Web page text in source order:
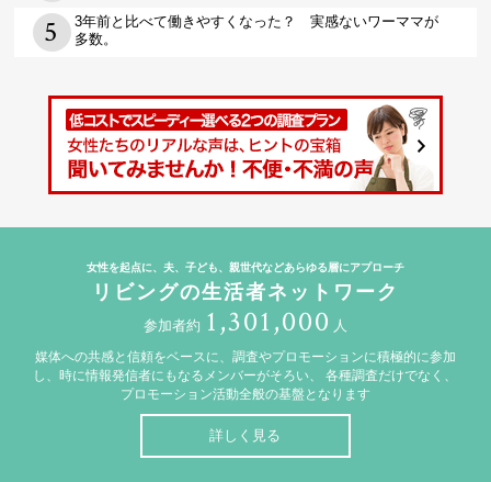
3年前と比べて働きやすくなった？ 実感ないワーママが
多数。
女性を起点に、夫、子ども、親世代などあらゆる層にアプローチ
リビングの生活者ネットワーク
参加者約 1,301,000 人
媒体への共感と信頼をベースに、調査やプロモーションに積極的に参加
し、時に情報発信者にもなるメンバーがそろい、
各種調査だけでなく、
プロモーション活動全般の基盤となります
詳しく見る